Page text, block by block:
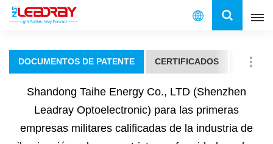
Español
français
español
DOCUMENTOS DE PATENTE CERTIFICADOS
Shandong Taihe Energy Co., LTD (Shenzhen
Leadray Optoelectronic) para las primeras
empresas militares calificadas de la industria de